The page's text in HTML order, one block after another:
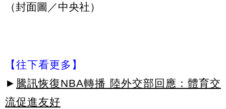
（封面圖／中央社）
【往下看更多】
► 騰訊恢復NBA轉播 陸外交部回應：體育交
流促進友好